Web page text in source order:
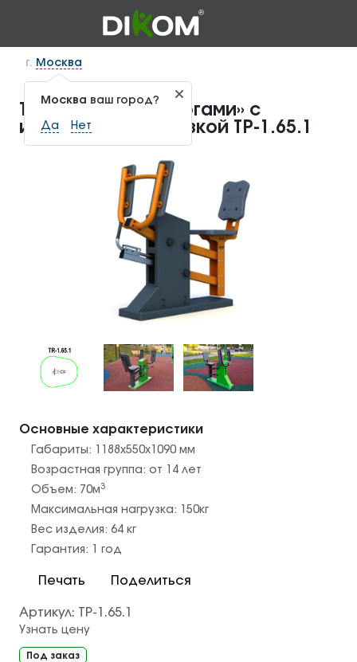
г. Москва
Москва ваш город?
Да Нет
Тренажер «Жим ногами» с
изменяемой нагрузкой ТР-1.65.1
Основные характеристики
Габариты: 1188х550х1090 мм
Возрастная группа: от 14 лет
Объем: 70м3
Максимальная нагрузка: 150кг
Вес изделия: 64 кг
Гарантия:
1 год
Печать Поделиться
Артикул: ТР-1.65.1
Узнать цену
Под заказ